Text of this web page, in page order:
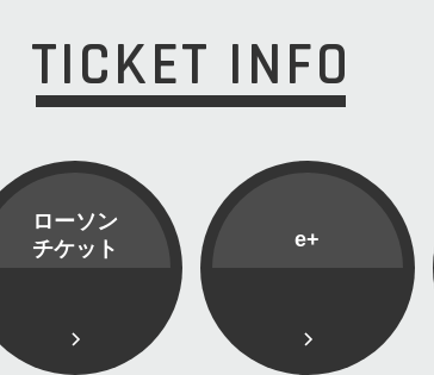
TICKET INFO
ローソン
チケット
e+